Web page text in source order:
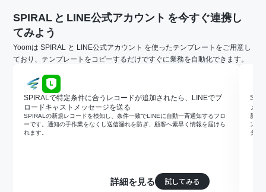
SPIRAL と LINE公式アカウント を今すぐ連携し
てみよう
Yoomは SPIRAL と LINE公式アカウント を使ったテンプレートをご用意し
ており、テンプレートをコピーするだけですぐに業務を自動化できます。
SPIRALで特定条件に合うレコードが追加されたら、LINEでブ
ロードキャストメッセージを送る
SPIRALの新規レコードを検知し、条件一致でLINEに自動一斉通知するフロ
ーです。通知の手作業をなくし送信漏れを防ぎ、顧客へ素早く情報を届けら
れます。
詳細を見る 試してみる
メ
新規
ント
タイ